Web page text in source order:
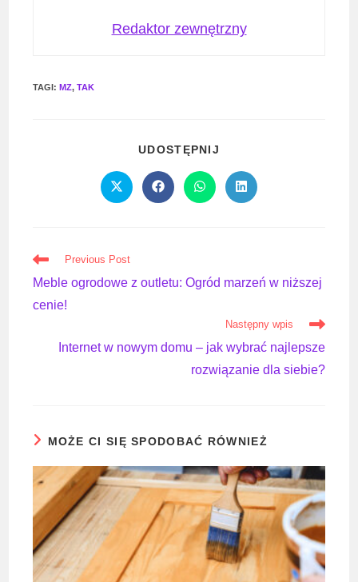
Redaktor zewnętrzny
TAGI:MZ, TAK
UDOSTĘPNIJ
CONTENT
Opens
in
Opens
in
Opens
in
Opens
in
Read
articles
Previous Post
Meble ogrodowe z outletu: Ogród marzeń w niższej
cenie!
Następny wpis
Internet w nowym domu – jak wybrać najlepsze
rozwiązanie dla siebie?
MOŻE CI SIĘ SPODOBAĆ RÓWNIEŻ